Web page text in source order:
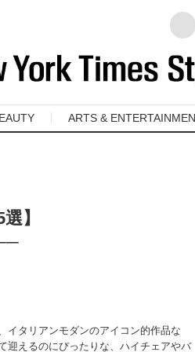
ARTS &
】
イタリアンモダンのアイコン的作品な
迎えるのにぴったりな、ハイチェアやバ